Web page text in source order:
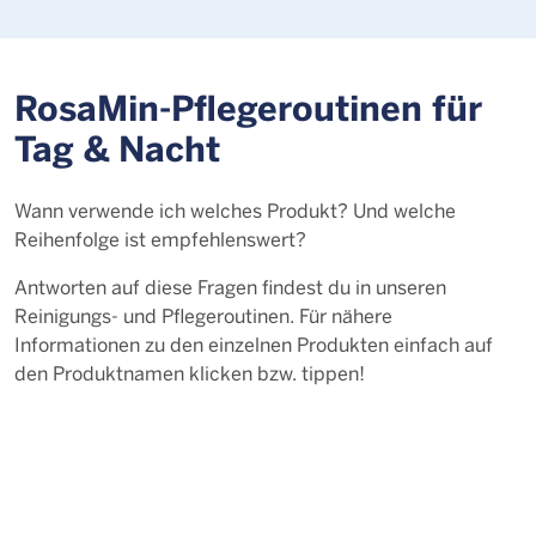
RosaMin-Pflegeroutinen für
Tag & Nacht
Wann verwende ich welches Produkt? Und welche
Reihenfolge ist empfehlenswert?
Antworten auf diese Fragen findest du in unseren
Reinigungs- und Pflegeroutinen. Für nähere
Informationen zu den einzelnen Produkten einfach auf
den Produktnamen klicken bzw. tippen!